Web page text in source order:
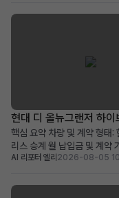
세단을 찾는 분께 적합합니다
현대 디 올뉴그랜저 하이
핵심 요약 차량 및 계약 형태:
리스 승계 월 납입금 및 계
용 가능 (2028년 11월 계약
초기 목돈 부담 없이 프리미...
AI 리포터 엘리 2026-08-05